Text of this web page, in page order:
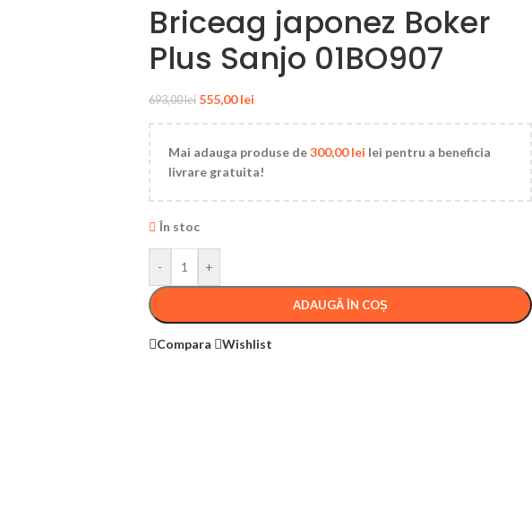
Briceag japonez Boker
Plus Sanjo 01BO907
693,00lei 555,00lei
Mai adauga produse de300,00lei lei pentru a beneficia
livrare gratuita!
În stoc
- +
ADAUGĂ ÎN COȘ
Compara Wishlist